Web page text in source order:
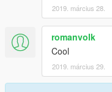
2019. március 28.
romanvolk
Cool
2019. március 29.